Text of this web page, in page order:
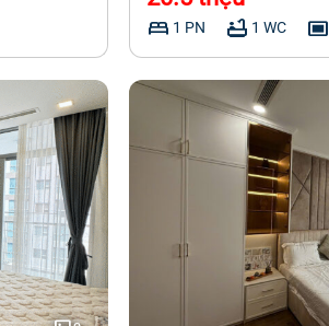
bed 1 PN bathtub 1 WC capture